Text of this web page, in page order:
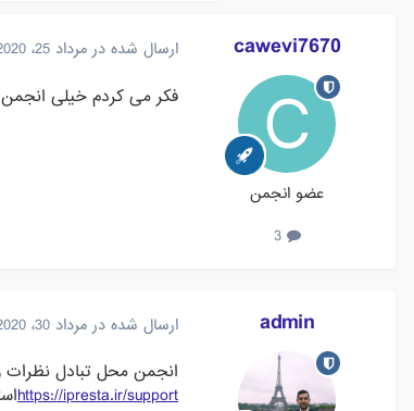
cawevi7670
عضو انجمن
3
ارسال شده در مرداد 25، 2020
فکر می کردم خیلی
admin ارسال شده در مرداد 30، 2020
انجمن محل تبادل
https://ipresta.ir/support